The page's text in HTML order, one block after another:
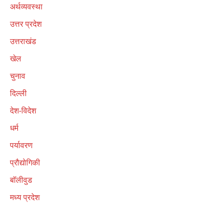
अर्थव्यवस्था
उत्तर प्रदेश
उत्तराखंड
खेल
चुनाव
दिल्ली
देश-विदेश
धर्म
पर्यावरण
प्रौद्योगिकी
बॉलीवुड
मध्य प्रदेश